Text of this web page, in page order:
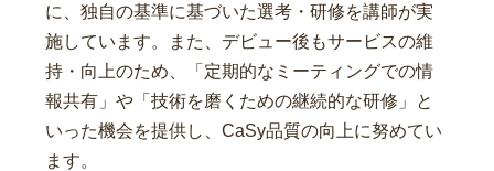
に、独自の基準に基づいた選考・研修を講師が実
施しています。また、デビュー後もサービスの維
持・向上のため、「定期的なミーティングでの情
報共有」や「技術を磨くための継続的な研修」と
いった機会を提供し、CaSy品質の向上に努めてい
ます。